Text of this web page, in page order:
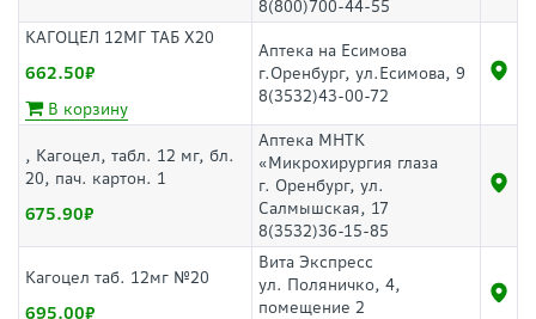
8(800)700-44-55
КАГОЦЕЛ 12МГ ТАБ Х20
662.50
В корзину
Аптека на Есимова
г.Оренбург, ул.Есимова, 9
8(3532)43-00-72
, Кагоцел, табл. 12 мг, бл.
20, пач. картон. 1
675.90
Аптека МНТК
«Микрохирургия глаза
г. Оренбург, ул.
Салмышская, 17
8(3532)36-15-85
Кагоцел таб. 12мг №20
695.00
Вита Экспресс
ул. Поляничко, 4,
помещение 2